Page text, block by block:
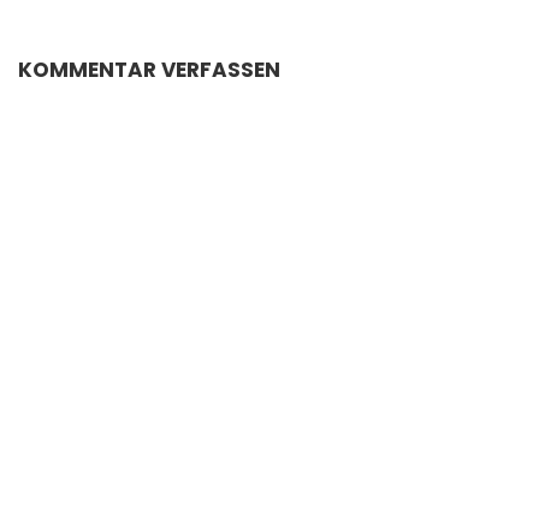
KOMMENTAR VERFASSEN